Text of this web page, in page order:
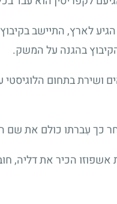
וחצי, הגיע לארץ,
בהגנה על המשק.